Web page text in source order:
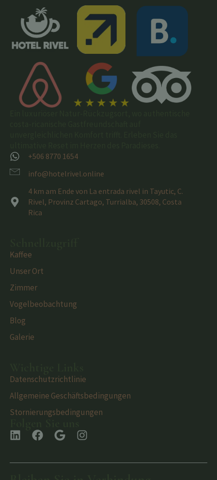
+506 8770 1654
info@hotelrivel.online
4 km am Ende von La entrada rivel in Tayutic, C.
Rivel, Provinz Cartago, Turrialba, 30508, Costa
Rica
Kaffee
Unser Ort
Zimmer
Vogelbeobachtung
Blog
Galerie
Datenschutzrichtlinie
Allgemeine Geschäftsbedingungen
Stornierungsbedingungen